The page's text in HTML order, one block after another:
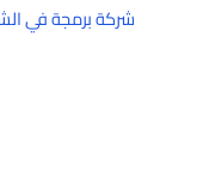
شركة برمجة في